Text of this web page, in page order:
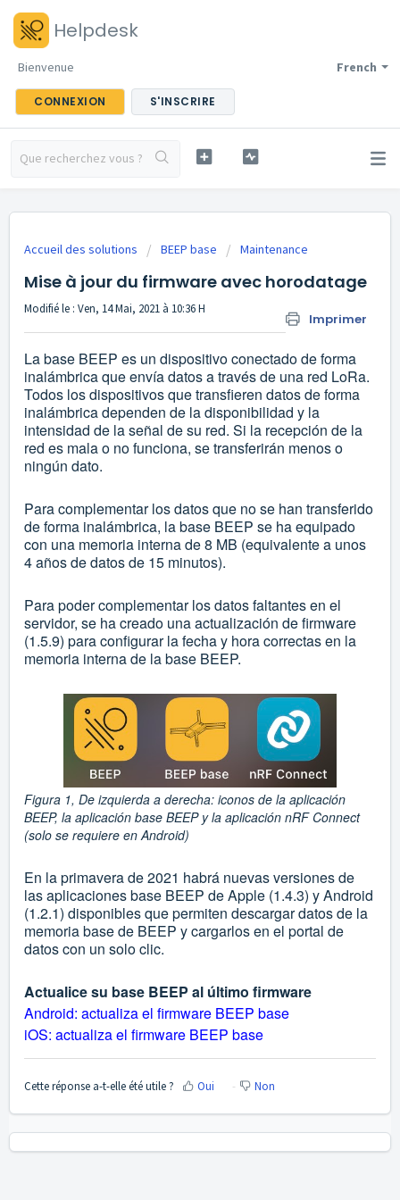
Helpdesk
French
Bienvenue
CONNEXION S'INSCRIRE
Accueil des solutions BEEP base Maintenance
Mise à jour du firmware avec horodatage
Imprimer
Modifié le : Ven, 14 Mai, 2021 à 10:36 H
La base BEEP es un dispositivo conectado de forma
inalámbrica que envía datos a través de una red LoRa.
Todos los dispositivos que transfieren datos de forma
inalámbrica dependen de la disponibilidad y la
intensidad de la señal de su red. Si la recepción de la
red es mala o no funciona, se transferirán menos o
ningún dato.
Para complementar los datos que no se han transferido
de forma inalámbrica, la base BEEP se ha equipado
con una memoria interna de 8 MB (equivalente a unos
4 años de datos de 15 minutos).
Para poder complementar los datos faltantes en el
servidor, se ha creado una actualización de firmware
(1.5.9) para configurar la fecha y hora correctas en la
memoria interna de la base BEEP.
Figura 1, De izquierda a derecha: iconos de la aplicación
BEEP, la aplicación base BEEP y la aplicación nRF Connect
(solo se requiere en Android)
En la primavera de 2021 habrá nuevas versiones de
las aplicaciones base BEEP de Apple (1.4.3) y Android
(1.2.1) disponibles que permiten descargar datos de la
memoria base de BEEP y cargarlos en el portal de
datos con un solo clic.
Actualice su base BEEP al último firmware
Android: actualiza el firmware BEEP base
iOS: actualiza el firmware BEEP base
Cette réponse a-t-elle été utile ? Oui Non